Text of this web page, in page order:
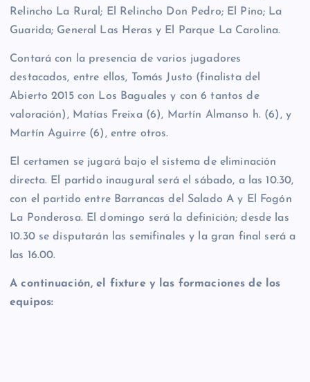
Relincho La Rural; El Relincho Don Pedro; El Pino; La
Guarida; General Las Heras y El Parque La Carolina.
Contará con la presencia de varios jugadores
destacados, entre ellos, Tomás Justo (finalista del
Abierto 2015 con Los Baguales y con 6 tantos de
valoración), Matías Freixa (6), Martín Almanso h. (6), y
Martín Aguirre (6), entre otros.
El certamen se jugará bajo el sistema de eliminación
directa. El partido inaugural será el sábado, a las 10.30,
con el partido entre Barrancas del Salado A y El Fogón
La Ponderosa. El domingo será la definición; desde las
10.30 se disputarán las semifinales y la gran final será a
las 16.00.
A continuación, el fixture y las formaciones de los
equipos: